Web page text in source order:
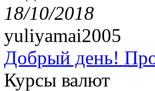
18/10/2018
yuliyamai2005
Добрый день!
Курсы валют